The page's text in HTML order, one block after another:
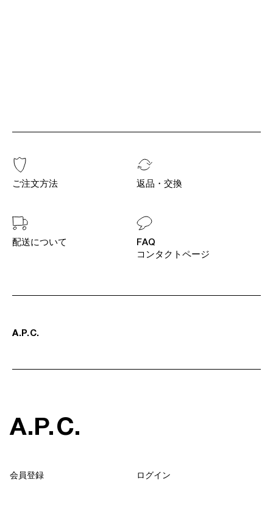
ご注文方法 返品・交換
配送について
FAQ
コンタクトページ
A. P. C.
A.P.C.
会員登録 ログイン